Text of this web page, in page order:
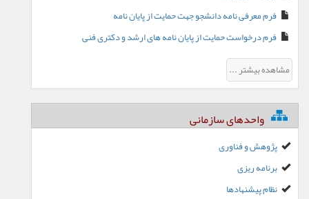
فرم معرفی نامه دانشجو جهت حمایت از پایان نامه
فرم درخواست حمایت از پایان نامه های ارشد و دکتری فنی
مشاهده بیشتر ...
واحدهای سازمانی
پژوهش و فناوری
برنامه ریزی
نظام پیشنهادها